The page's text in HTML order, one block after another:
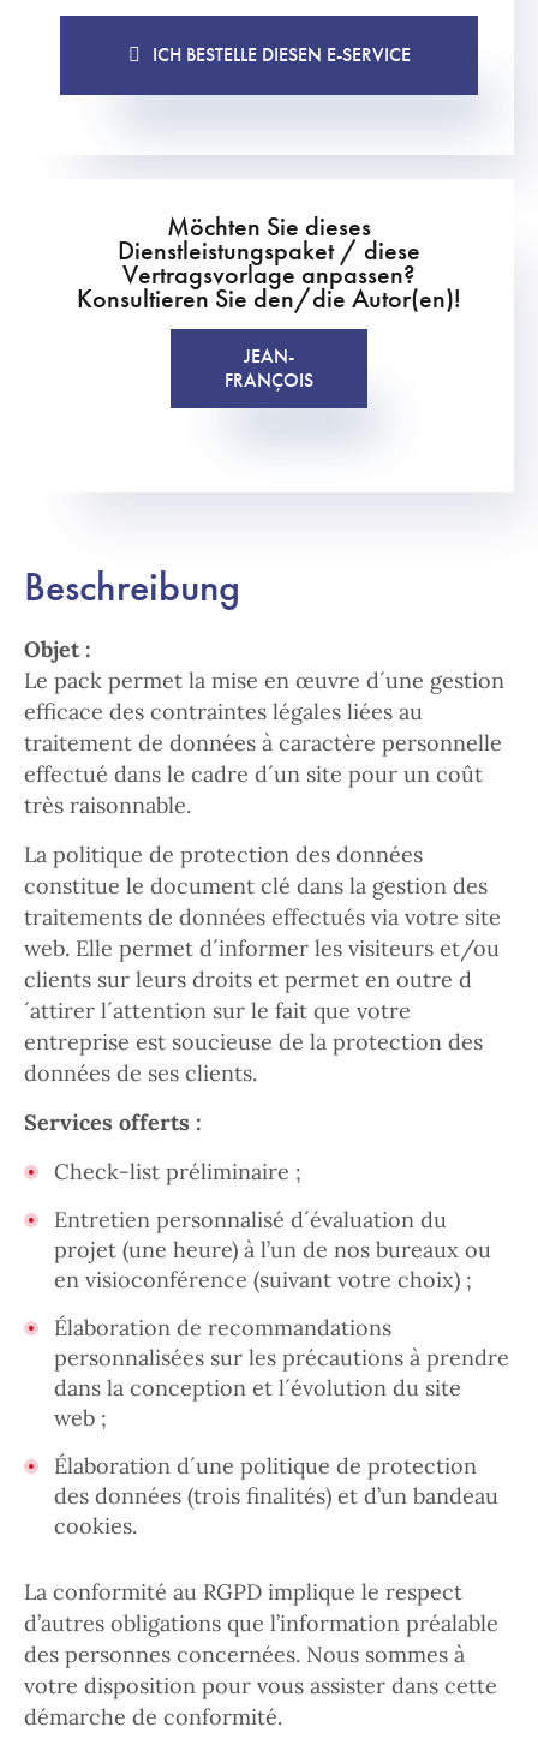
ICH BESTELLE DIESEN E-SERVICE
Möchten Sie dieses
Dienstleistungspaket / diese
Vertragsvorlage anpassen?
Konsultieren Sie den/die Autor(en)!
JEAN-
FRANÇOIS
Beschreibung
Objet :
Le pack permet la mise en œuvre d´une gestion
efficace des contraintes légales liées au
traitement de données à caractère personnelle
effectué dans le cadre d´un site pour un coût
très raisonnable.
La politique de protection des données
constitue le document clé dans la gestion des
traitements de données effectués via votre site
web. Elle permet d´informer les visiteurs et/ou
clients sur leurs droits et permet en outre d
´attirer l´attention sur le fait que votre
entreprise est soucieuse de la protection des
données de ses clients.
Services offerts :
Check-list préliminaire ;
Entretien personnalisé d´évaluation du
projet (une heure) à l’un de nos bureaux ou
en visioconférence (suivant votre choix) ;
Élaboration de recommandations
personnalisées sur les précautions à prendre
dans la conception et l´évolution du site
web ;
Élaboration d´une politique de protection
des données (trois finalités) et d’un bandeau
cookies.
La conformité au RGPD implique le respect
d’autres obligations que l’information préalable
des personnes concernées. Nous sommes à
votre disposition pour vous assister dans cette
démarche de conformité.